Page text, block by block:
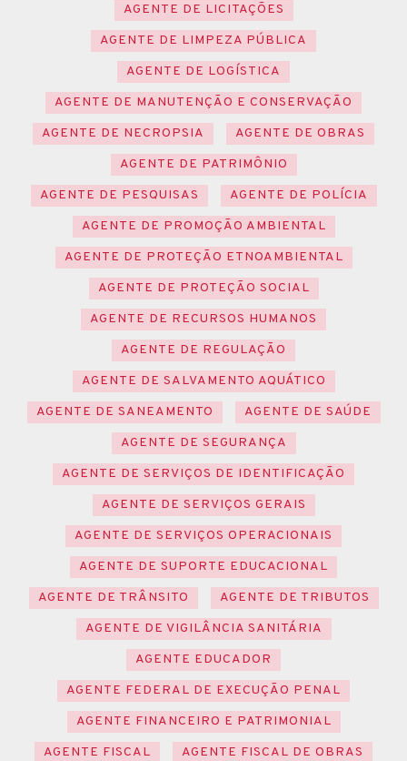
AGENTE DE LICITAÇÕES
AGENTE DE LIMPEZA PÚBLICA
AGENTE DE LOGÍSTICA
AGENTE DE MANUTENÇÃO E CONSERVAÇÃO
AGENTE DE NECROPSIA
AGENTE DE OBRAS
AGENTE DE PATRIMÔNIO
AGENTE DE PESQUISAS
AGENTE DE POLÍCIA
AGENTE DE PROMOÇÃO AMBIENTAL
AGENTE DE PROTEÇÃO ETNOAMBIENTAL
AGENTE DE PROTEÇÃO SOCIAL
AGENTE DE RECURSOS HUMANOS
AGENTE DE REGULAÇÃO
AGENTE DE SALVAMENTO AQUÁTICO
AGENTE DE SANEAMENTO
AGENTE DE SAÚDE
AGENTE DE SEGURANÇA
AGENTE DE SERVIÇOS DE IDENTIFICAÇÃO
AGENTE DE SERVIÇOS GERAIS
AGENTE DE SERVIÇOS OPERACIONAIS
AGENTE DE SUPORTE EDUCACIONAL
AGENTE DE TRÂNSITO
AGENTE DE TRIBUTOS
AGENTE DE VIGILÂNCIA SANITÁRIA
AGENTE EDUCADOR
AGENTE FEDERAL DE EXECUÇÃO PENAL
AGENTE FINANCEIRO E PATRIMONIAL
AGENTE FISCAL
AGENTE FISCAL DE OBRAS